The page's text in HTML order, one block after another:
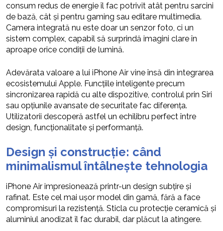
consum redus de energie îl fac potrivit atât pentru sarcini
de bază, cât și pentru gaming sau editare multimedia.
Camera integrată nu este doar un senzor foto, ci un
sistem complex, capabil să surprindă imagini clare în
aproape orice condiții de lumină.
Adevărata valoare a lui iPhone Air vine însă din integrarea
ecosistemului Apple. Funcțiile inteligente precum
sincronizarea rapidă cu alte dispozitive, controlul prin Siri
sau opțiunile avansate de securitate fac diferența.
Utilizatorii descoperă astfel un echilibru perfect între
design, funcționalitate și performanță.
Design și construcție: când
minimalismul întâlnește tehnologia
iPhone Air impresionează printr-un design subțire și
rafinat. Este cel mai ușor model din gamă, fără a face
compromisuri la rezistență. Sticla cu protecție ceramică și
aluminiul anodizat îl fac durabil, dar plăcut la atingere.